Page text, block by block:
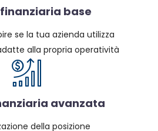
base
se la tua azienda utilizza
alla propria operatività
avanzata
della posizione